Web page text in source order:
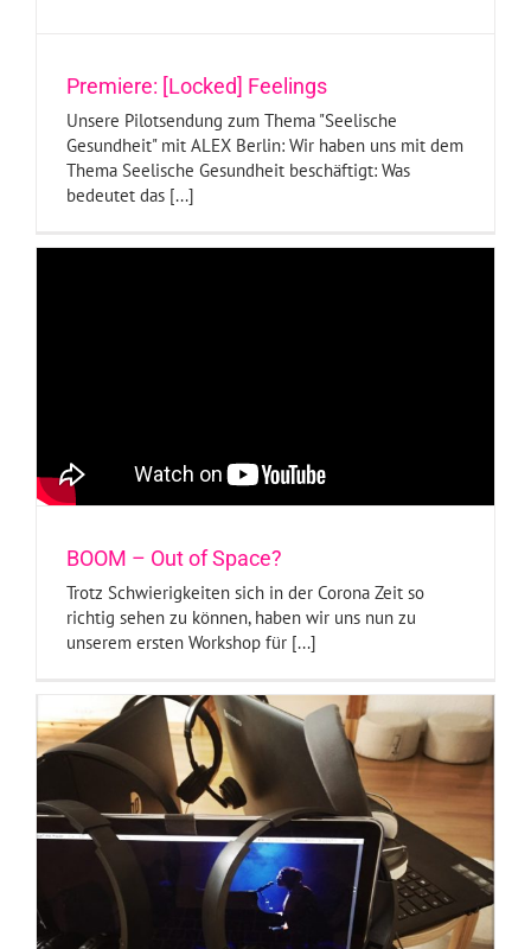
Premiere: [Locked] Feelings
Unsere Pilotsendung zum Thema "Seelische
Gesundheit" mit ALEX Berlin: Wir haben uns mit dem
Thema Seelische Gesundheit beschäftigt: Was
bedeutet das [...]
BOOM – Out of Space?
Trotz Schwierigkeiten sich in der Corona Zeit so
richtig sehen zu können, haben wir uns nun zu
unserem ersten Workshop für [...]